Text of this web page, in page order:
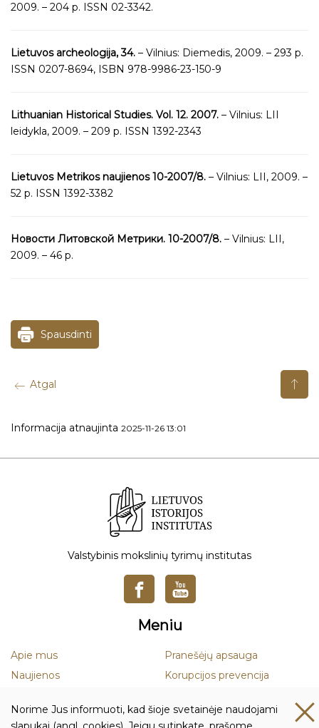
2009. – 204 p. ISSN 02-3342.
Lietuvos archeologija, 34. – Vilnius: Diemedis, 2009. – 293 p.
ISSN 0207-8694, ISBN 978-9986-23-150-9
Lithuanian Historical Studies. Vol. 12. 2007. – Vilnius: LII
leidykla, 2009. – 209 p. ISSN 1392-2343
Lietuvos Metrikos naujienos 10-2007/8. – Vilnius: LII, 2009. –
52 p. ISSN 1392-3382
Новости Литовской Метрики. 10-2007/8. – Vilnius: LII,
2009. – 46 p.
Spausdinti
Atgal
Informacija atnaujinta 2025-11-26 13:01
Valstybinis mokslinių tyrimų institutas
Meniu
Apie mus
Naujienos
Leidiniai
Pranešėjų apsauga
Korupcijos prevencija
prevencija
Norime Jus informuoti, kad šioje svetainėje naudojami